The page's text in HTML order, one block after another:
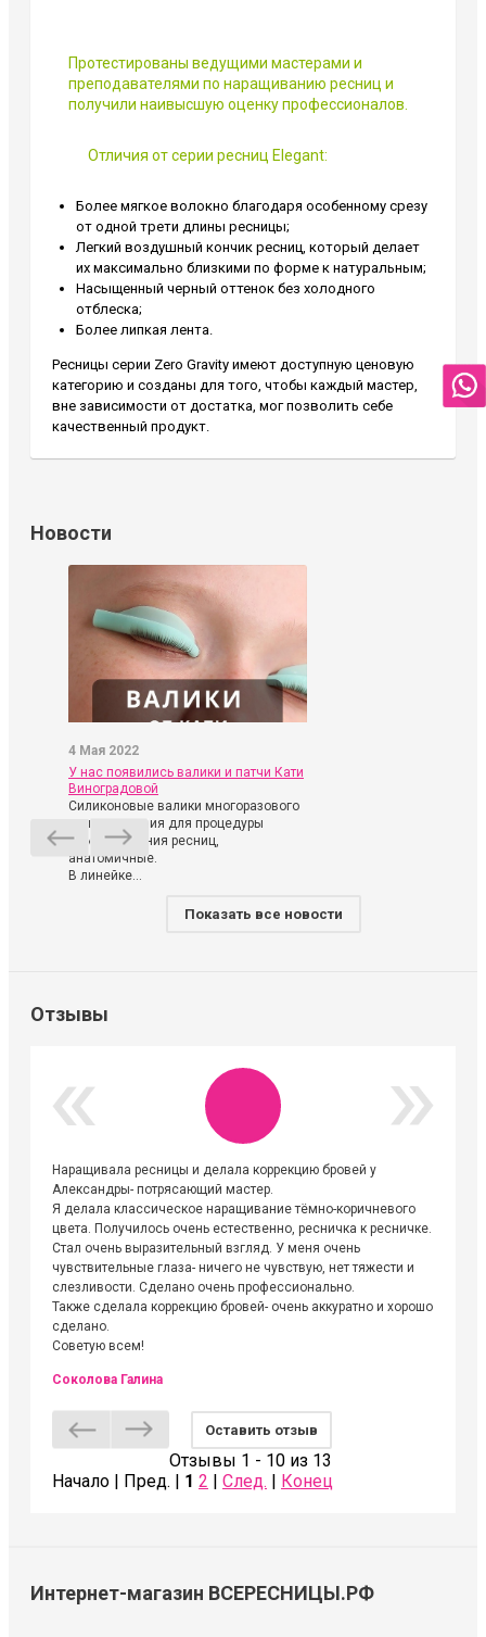
Протестированы ведущими мастерами и
преподавателями по наращиванию ресниц и
получили наивысшую оценку профессионалов.
Отличия от серии ресниц Elegant:
Более мягкое волокно благодаря особенному срезу
от одной трети длины ресницы;
Легкий воздушный кончик ресниц, который делает
их максимально близкими по форме к натуральным;
Насыщенный черный оттенок без холодного
отблеска;
Более липкая лента.
Ресницы серии Zero Gravity имеют доступную ценовую
категорию и созданы для того, чтобы каждый мастер,
вне зависимости от достатка, мог позволить себе
качественный продукт.
Новости
4 Мая 2022
У нас появились валики и патчи Кати
Виноградовой
Силиконовые валики многоразового
использования для процедуры
ламинирования ресниц,
анатомичные.
В линейке...
Показать все новости
Отзывы
Наращивала ресницы и делала коррекцию бровей у
Александры- потрясающий мастер.
Я делала классическое наращивание тёмно-коричневого
цвета. Получилось очень естественно, ресничка к ресничке.
Стал очень выразительный взгляд. У меня очень
чувствительные глаза- ничего не чувствую, нет тяжести и
слезливости. Сделано очень профессионально.
Также сделала коррекцию бровей- очень аккуратно и хорошо
сделано.
Советую всем!
Соколова Галина
Оставить отзыв
Отзывы 1 - 10 из 13
Начало | Пред. | 1 2 След. Конец
Интернет-магазин ВСЕРЕСНИЦЫ.РФ